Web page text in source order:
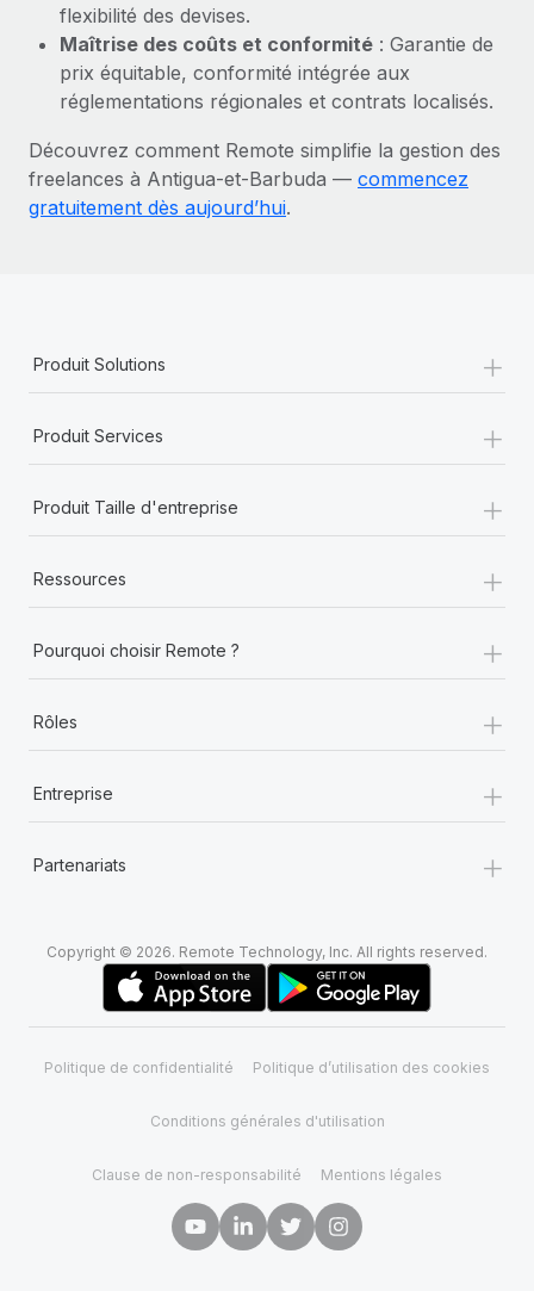
flexibilité des devises.
Maîtrise des coûts et conformité : Garantie de
prix équitable, conformité intégrée aux
réglementations régionales et contrats localisés.
Découvrez comment Remote simplifie la gestion des
freelances à Antigua-et-Barbuda — commencez
gratuitement dès aujourd’hui.
Produit Solutions +
Produit Services +
Produit Taille d'entreprise +
Ressources +
Pourquoi choisir Remote ? +
Rôles +
Entreprise +
Partenariats +
Copyright © 2026. Remote Technology, Inc. All rights reserved.
Politique de confidentialité Politique d’utilisation des cookies
Conditions générales d'utilisation
Clause de non-responsabilité Mentions légales